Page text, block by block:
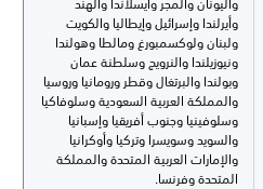
واليونان والمجر وآيسلاندا والهند
وأيرلندا وإسرائيل وإيطاليا والكويت
ولبنان ولوكسمبورغ ومالطا وهولندا
ونيوزيلندا والنرويج وسلطنة عمان
وبولندا والبرتغال وقطر ورومانيا وروسيا
والمملكة العربية السعودية وسلوفاكيا
وسلوفينيا وجنوب أفريقيا وإسبانيا
والسويد وسويسرا وتركيا وأوكرانيا
والإمارات العربية المتحدة والمملكة
المتحدة وفرنسا.